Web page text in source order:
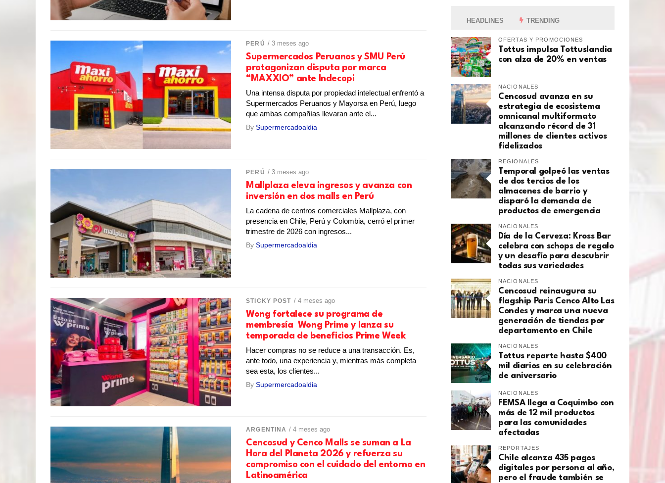
PERÚ / 3 meses ago
Supermercados Peruanos y SMU Perú
protagonizan disputa por marca
“MAXXIO” ante Indecopi
Una intensa disputa por propiedad intelectual enfrentó a
Supermercados Peruanos y Mayorsa en Perú, luego
que ambas compañías llevaran ante el...
BySupermercadoaldia
PERÚ / 3 meses ago
Mallplaza eleva ingresos y avanza con
inversión en dos malls en Perú
La cadena de centros comerciales Mallplaza, con
presencia en Chile, Perú y Colombia, cerró el primer
trimestre de 2026 con ingresos...
BySupermercadoaldia
STICKY POST / 4 meses ago
Wong fortalece su programa de
membresía Wong Prime y lanza su
temporada de beneficios Prime Week
Hacer compras no se reduce a una transacción. Es,
ante todo, una experiencia y, mientras más completa
sea esta, los clientes...
BySupermercadoaldia
ARGENTINA / 4 meses ago
Cencosud y Cenco Malls se suman a La
Hora del Planeta 2026 y refuerza su
compromiso con el cuidado del entorno en
Latinoamérica
HEADLINES TRENDING
OFERTAS Y PROMOCIONES
Tottus impulsa Tottuslandia
con alza de 20% en ventas
NACIONALES
Cencosud avanza en su
estrategia de ecosistema
omnicanal multiformato
alcanzando récord de 31
millones de clientes activos
fidelizados
REGIONALES
Temporal golpeó las ventas
de dos tercios de los
almacenes de barrio y
disparó la demanda de
productos de emergencia
NACIONALES
Día de la Cerveza: Kross Bar
celebra con schops de regalo
y un desafío para descubrir
todas sus variedades
NACIONALES
Cencosud reinaugura su
flagship Paris Cenco Alto Las
Condes y marca una nueva
generación de tiendas por
departamento en Chile
NACIONALES
Tottus reparte hasta $400
mil diarios en su celebración
de aniversario
NACIONALES
FEMSA llega a Coquimbo con
más de 12 mil productos
para las comunidades
afectadas
REPORTAJES
Chile alcanza 435 pagos
digitales por persona al año,
pero el fraude también se